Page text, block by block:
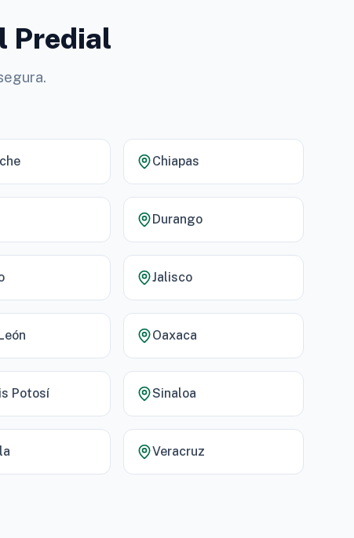
Predial
Chiapas
Durango
Jalisco
Oaxaca
Potosí Sinaloa
Veracruz